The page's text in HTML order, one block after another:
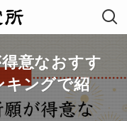
意なおすす
キングで紹